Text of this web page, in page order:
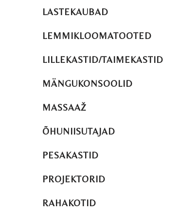
LASTEKAUBAD
LEMMIKLOOMATOOTED
LILLEKASTID/TAIMEKASTID
MÄNGUKONSOOLID
MASSAAŽ
ÕHUNIISUTAJAD
PESAKASTID
PROJEKTORID
RAHAKOTID